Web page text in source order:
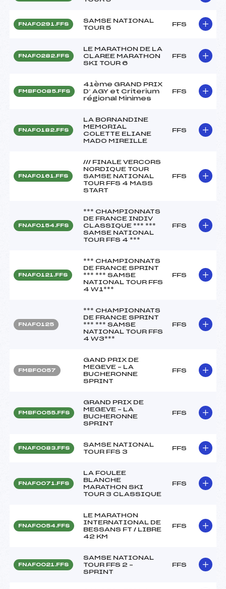
FNAF0291.FFS
SAMSE NATIONAL
TOUR 5
FFS
FNAF0282.FFS
LE MARATHON DE LA
CLAREE MARATHON
SKI TOUR 6
FFS
FMBF0085.FFS
41ème GRAND PRIX
D’ AGY et Criterium
régional Minimes
FFS
FNAF0182.FFS
LA BORNANDINE
MEMORIAL
COLETTE ELIANE
MADO MIREILLE
FFS
FNAF0161.FFS
/// FINALE VERCORS
NORDIQUE TOUR
SAMSE NATIONAL
TOUR FFS 4 MASS
START
FFS
FNAF0154.FFS
*** CHAMPIONNATS
DE FRANCE INDIV
CLASSIQUE *** ***
SAMSE NATIONAL
TOUR FFS 4 ***
FFS
FNAF0121.FFS
*** CHAMPIONNATS
DE FRANCE SPRINT
*** *** SAMSE
NATIONAL TOUR FFS
4 W1***
FFS
FNAF0125
*** CHAMPIONNATS
DE FRANCE SPRINT
*** *** SAMSE
NATIONAL TOUR FFS
4 W3***
FFS
FMBF0057
GAND PRIX DE
MEGEVE – LA
BUCHERONNE
SPRINT
FFS
FMBF0055.FFS
GRAND PRIX DE
MEGEVE – LA
BUCHERONNE
SPRINT
FFS
FNAF0083.FFS
SAMSE NATIONAL
TOUR FFS 3
FFS
FNAF0071.FFS
LA FOULEE
BLANCHE
MARATHON SKI
TOUR 3 CLASSIQUE
FFS
FNAF0054.FFS
LE MARATHON
INTERNATIONAL DE
BESSANS FT / LIBRE
42 KM
FFS
FNAF0021.FFS
SAMSE NATIONAL
TOUR FFS 2 –
SPRINT
FFS